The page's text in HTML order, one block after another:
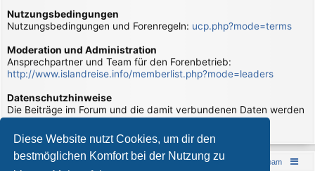
Diese Website nutzt Cookies, um dir den
bestmöglichen Komfort bei der Nutzung zu
Nutzungsbedingungen
Nutzungsbedingungen und Forenregeln: ucp.php?mode=terms
Moderation und Administration
Ansprechpartner und Team für den Forenbetrieb:
http://www.islandreise.info/memberlist.php?mode=leaders
Datenschutzhinweise
Die Beiträge im Forum und die damit verbundenen Daten werden
page/datenschutzhinweise
Islandreise Portal Foren-Übersicht Das Team